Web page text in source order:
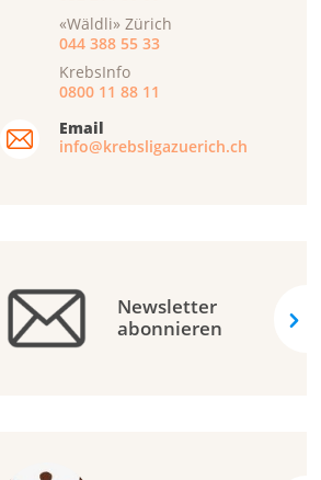
«Wäldli» Zürich
044 388 55 33
KrebsInfo
0800 11 88 11
Email
info@krebsligazuerich.ch
Newsletter
abonnieren